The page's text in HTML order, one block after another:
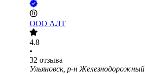
ООО АЛТ
4.8
•
32 отзыва
Ульяновск, р-н Железнодорожный